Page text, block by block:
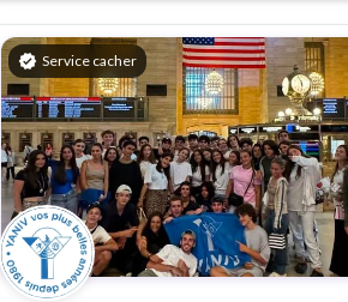
verified Service cacher